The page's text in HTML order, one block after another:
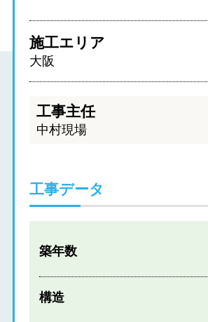
施工エリア
大阪
工事主任
中村現場
工事データ
築年数
構造